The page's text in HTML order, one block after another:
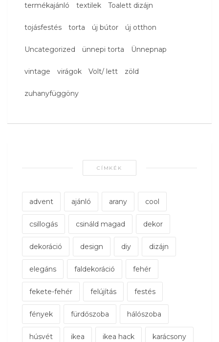
termékajánló textilek Toalett dizájn
tojásfestés torta új bútor új otthon
Uncategorized ünnepi torta Ünnepnap
vintage virágok Volt/ lett zöld
zuhanyfüggöny
CÍMKÉK
advent ajánló arany cool
csillogás csináld magad dekor
dekoráció design diy dizájn
elegáns faldekoráció fehér
fekete-fehér felújítás festés
fények fürdőszoba hálószoba
húsvét ikea ikea hack karácsony